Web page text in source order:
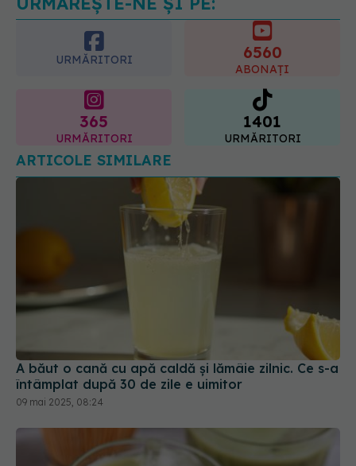
este "codul cromatic" al generațiilor
URMĂRITORI 6560
ABONAȚI
365
URMĂRITORI
1401
URMĂRITORI
ARTICOLE SIMILARE
A băut o cană cu apă caldă și lămâie zilnic. Ce s-a
întâmplat după 30 de zile e uimitor
09 mai 2025, 08:24